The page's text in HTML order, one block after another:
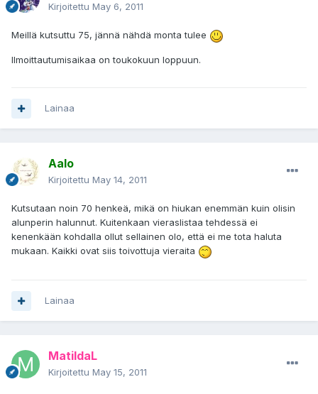
Kirjoitettu May 6, 2011
Meillä kutsuttu 75, jännä nähdä monta tulee
Ilmoittautumisaikaa on toukokuun loppuun.
Lainaa
Aalo
Kirjoitettu May 14, 2011
Kutsutaan noin 70 henkeä, mikä on hiukan enemmän kuin olisin
alunperin halunnut. Kuitenkaan vieraslistaa tehdessä ei
kenenkään kohdalla ollut sellainen olo, että ei me tota haluta
mukaan. Kaikki ovat siis toivottuja vieraita
Lainaa
MatildaL
Kirjoitettu May 15, 2011